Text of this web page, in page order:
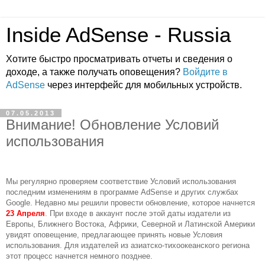
Inside AdSense - Russia
Хотите быстро просматривать отчеты и сведения о
доходе, а также получать оповещения? Войдите в
AdSense через интерфейс для мобильных устройств.
07.05.2013
Внимание! Обновление Условий
использования
Мы регулярно проверяем соответствие Условий использования
последним изменениям в программе AdSense и других службах
23 Апреля . При входе в аккаунт после этой даты издатели из
Европы, Ближнего Востока, Африки, Северной и Латинской Америки
увидят оповещение, предлагающее принять новые Условия
использования. Для издателей из азиатско-тихоокеанского региона
этот процесс начнется немного позднее.